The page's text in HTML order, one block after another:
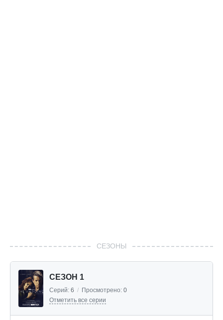
СЕЗОНЫ
СЕЗОН 1
Серий: 6 / Просмотрено: 0
Отметить все серии